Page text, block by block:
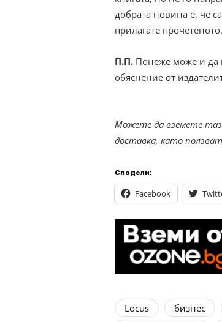
добрата новина е, че
прилагате прочетеното.
П.П. Понеже може и да
обяснение от
Можете да вземете
доставка, като
Сподели:
Facebook
Locus бизнес